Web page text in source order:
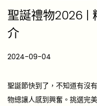
聖誕禮物2026 |
介
P
s
t
2024-09-04
2
6
聖誕節快到了，不知道有沒
物總讓人感到興奮。挑選完